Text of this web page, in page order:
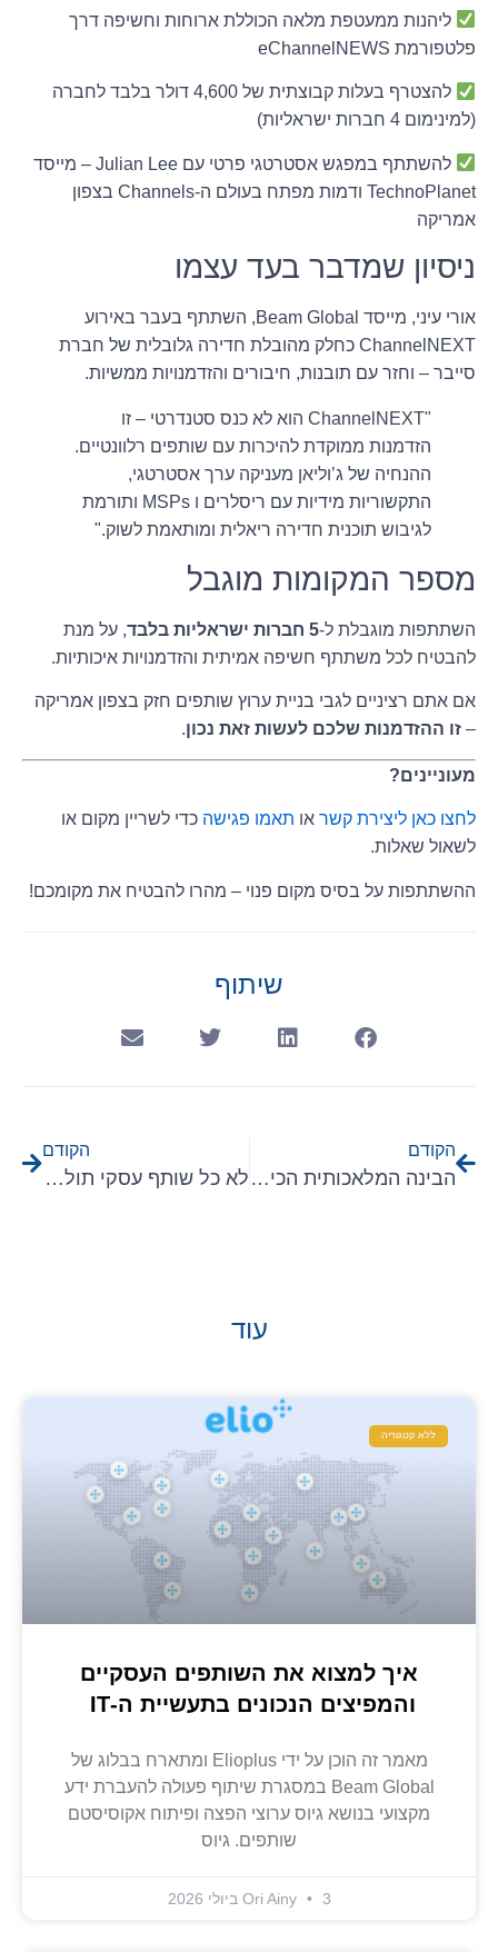
ליהנות ממעטפת מלאה הכוללת ארוחות וחשיפה דרך
פלטפורמת eChannelNEWS
להצטרף בעלות קבוצתית של 4,600 דולר בלבד לחברה
(למינימום 4 חברות ישראליות)
להשתתף במפגש אסטרטגי פרטי עם Julian Lee – מייסד
TechnoPlanet ודמות מפתח בעולם ה-Channels בצפון
אמריקה
ניסיון שמדבר בעד עצמו
אורי עיני, מייסד Beam Global, השתתף בעבר באירוע
ChannelNEXT כחלק מהובלת חדירה גלובלית של חברת
סייבר – וחזר עם תובנות, חיבורים והזדמנויות ממשיות.
"ChannelNEXT הוא לא כנס סטנדרטי – זו
הזדמנות ממוקדת להיכרות עם שותפים רלוונטיים.
ההנחיה של ג’וליאן מעניקה ערך אסטרטגי,
התקשוריות מידיות עם ריסלרים ו MSPs ותורמת
לגיבוש תוכנית חדירה ריאלית ומותאמת לשוק."
מספר המקומות מוגבל
השתתפות מוגבלת ל-5 חברות ישראליות בלבד
, על מנת
להבטיח לכל משתתף חשיפה אמיתית והזדמנויות איכותיות.
אם אתם רציניים לגבי בניית ערוץ שותפים חזק בצפון אמריקה
– זו ההזדמנות שלכם לעשות זאת נכון.
מעוניינים?
לחצו כאן ליצירת קשראו תאמו פגישהכדי לשריין מקום או
לשאול שאלות.
ההשתתפות על בסיס מקום פנוי – מהרו להבטיח את מקומכם!
שיתוף
הקודם
הבינה המלאכותית הכינה לכם "אסטרטגיה". ומה עכשיו?
הקודם
לא כל שותף עסקי תולה שלט שכתוב עליו "אני ריסיילר"
עוד
ללא קטגוריה
איך למצוא את השותפים העסקיים
והמפיצים הנכונים בתעשיית ה-IT
מאמר זה הוכן על ידי Elioplus ומתארח בבלוג של
Beam Global במסגרת שיתוף פעולה להעברת ידע
מקצועי בנושא גיוס ערוצי הפצה ופיתוח אקוסיסטם
שותפים. גיוס
Ori Ainy 3 ביולי 2026